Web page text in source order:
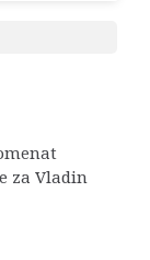
za Vladin